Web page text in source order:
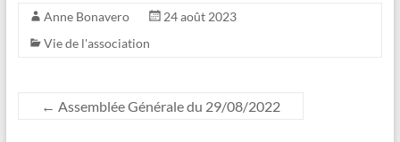
Anne Bonavero
24 août 2023
Vie de l'association
← Assemblée Générale du 29/08/2022